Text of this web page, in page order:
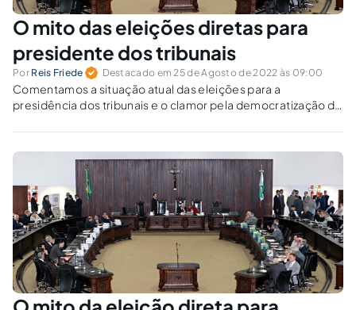
O mito das eleições diretas para
presidente dos tribunais
Por Reis Friede Destacado em 25 de Agosto de 2022 às 09:00
Comentamos a situação atual das eleições para a
presidência dos tribunais e o clamor pela democratização do